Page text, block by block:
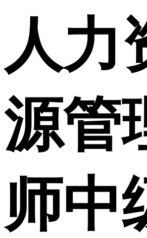
人力
源管
师中